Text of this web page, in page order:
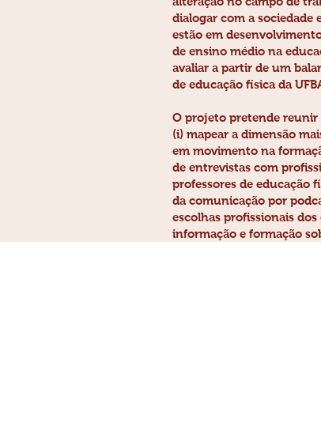
dialogar com a sociedade
estão em
de ensino médio na
avaliar a partir de um
de educação física da
O projeto pretende reunir
(i) mapear a dimensão
em movimento na
de entrevistas com
professores de educação
da comunicação por
escolhas profissionais
informação e formação